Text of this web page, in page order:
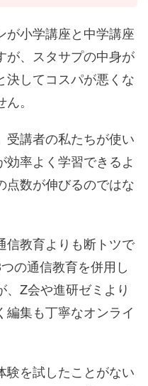
が小学講座と中学講座
が、スタサプの中身が
決してコスパが悪くな
。
受講者の私たちが使い
率よく学習できるよ
点数が伸びるのではな
信教育よりも断トツで
の通信教育を併用し
Z会や進研ゼミより
編集も丁寧なオンライ
験を試したことがない